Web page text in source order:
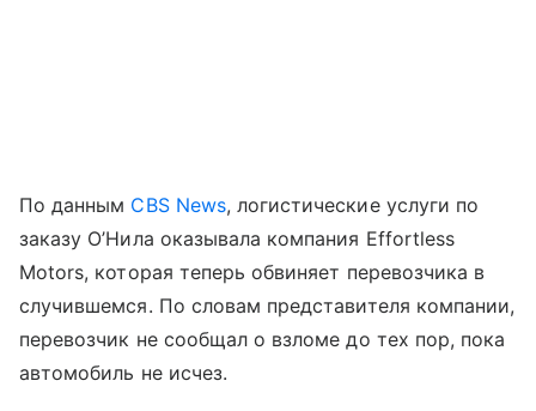
По данным CBS News, логистические услуги по
заказу О’Нила оказывала компания Effortless
Motors, которая теперь обвиняет перевозчика в
случившемся. По словам представителя компании,
перевозчик не сообщал о взломе до тех пор, пока
автомобиль не исчез.